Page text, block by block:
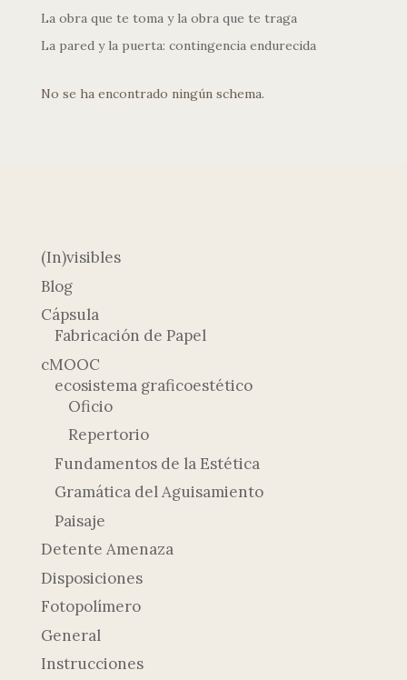
La obra que te toma y la obra que te traga
La pared y la puerta: contingencia endurecida
No se ha encontrado ningún schema.
(In)visibles
Blog
Cápsula
Fabricación de Papel
cMOOC
ecosistema graficoestético
Oficio
Repertorio
Fundamentos de la Estética
Gramática del Aguisamiento
Paisaje
Detente Amenaza
Disposiciones
Fotopolímero
General
Instrucciones